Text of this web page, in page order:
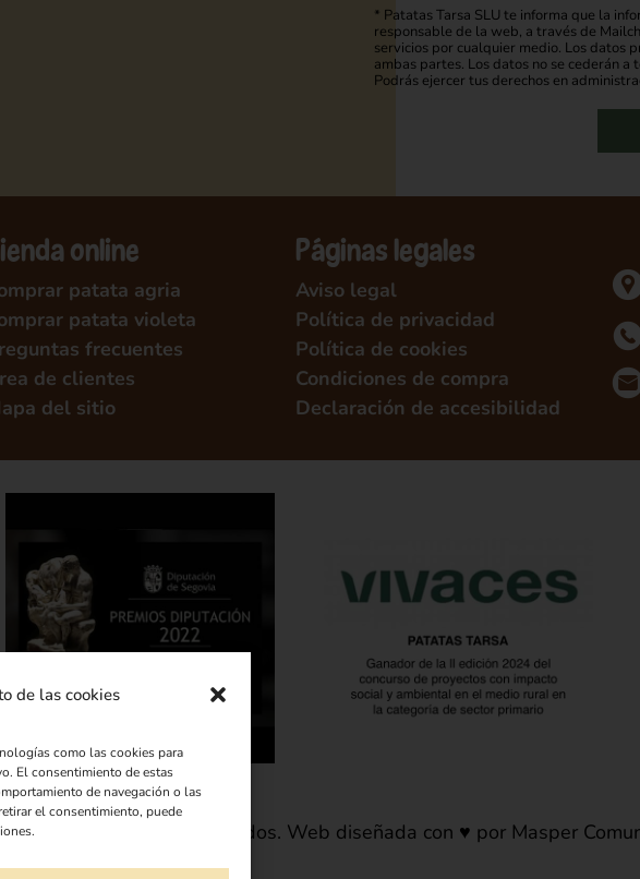
de las cookies
como las cookies para
El consentimiento de estas
de navegación o las
el consentimiento, puede
* Patatas Tarsa SLU te informa que la
responsable de la web, a través de
servicios por cualquier medio. Los datos
ambas partes. Los datos no se cederán
Podrás ejercer tus derechos en
online
patata agria
patata violeta
frecuentes
de clientes
del sitio
Páginas legales
Aviso legal
Política de privacidad
Política de cookies
Condiciones de compra
Declaración de accesibilidad
los derechos reservados. Web diseñada con ♥ por Masper